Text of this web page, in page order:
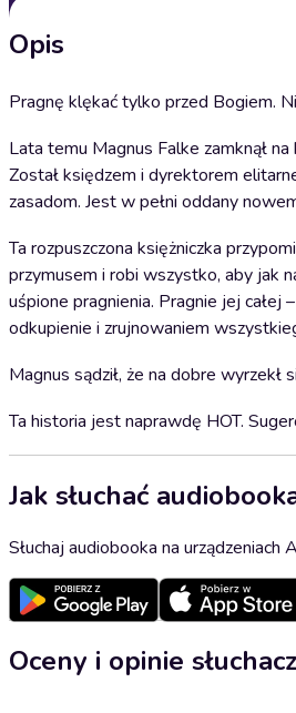
Opis
Pragnę klękać tylko przed Bogiem.
Lata temu Magnus Falke zamknął
Został księdzem i dyrektorem
zasadom. Jest w pełni oddany
Ta rozpuszczona księżniczka
przymusem i robi wszystko, aby jak
uśpione pragnienia. Pragnie jej
odkupienie i zrujnowaniem
Magnus sądził, że na dobre wyrzekł
Ta historia jest naprawdę HOT.
Jak słuchać
Słuchaj audiobooka na
Oceny i opinie